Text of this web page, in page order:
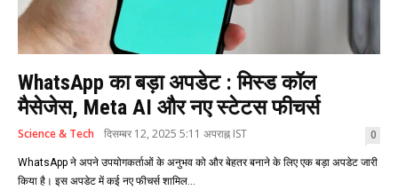
WhatsApp का बड़ा अपडेट : मिस्ड कॉल
मैसेजेस, Meta AI और नए स्टेटस फीचर्स
Science & Tech दिसम्बर 12, 2025 5:11 अपराह्न IST 0
WhatsApp ने अपने उपयोगकर्ताओं के अनुभव को और बेहतर बनाने के लिए एक बड़ा अपडेट जारी
किया है। इस अपडेट में कई नए फीचर्स शामिल...